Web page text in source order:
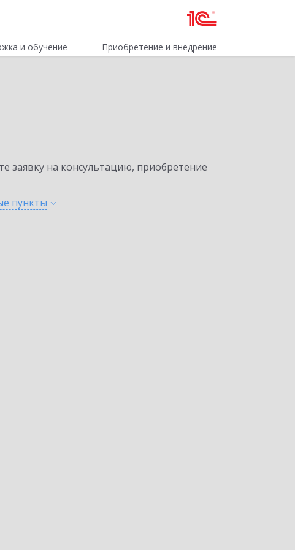
и обучение Приобретение и внедрение
заявку на консультацию, приобретение
пункты